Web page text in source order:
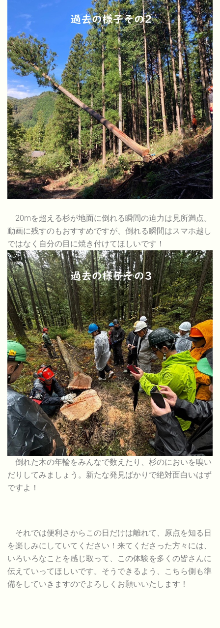
20mを超える杉が地面に倒れる瞬間の迫力は見所満点。
動画に残すのもおすすめですが、倒れる瞬間はスマホ越し
ではなく自分の目に焼き付けてほしいです！
倒れた木の年輪をみんなで数えたり、杉のにおいを嗅い
だりしてみましょう。新たな発見ばかりで絶対面白いはず
ですよ！
それでは便利さからこの日だけは離れて、原点を知る日
を楽しみにしていてください！来てくださった方々には、
いろいろなことを感じ取って、この体験を多くの皆さんに
伝えていってほしいです。そうできるよう、こちら側も準
備をしていきますのでよろしくお願いいたします！